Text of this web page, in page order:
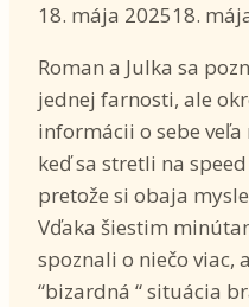
18. mája 202518.
Roman a Julka sa
jednej farnosti, ale
informácii o sebe veľa
keď sa stretli na
pretože si obaja
Vďaka šiestim
spoznali o niečo viac,
“bizardná “ situácia